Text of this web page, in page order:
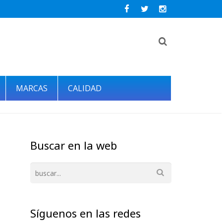
MARCAS CALIDAD
Buscar en la web
Síguenos en las redes